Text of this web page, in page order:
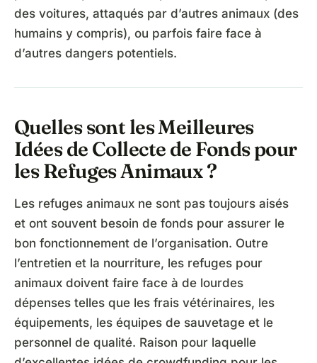
des voitures, attaqués par d’autres animaux (des
humains y compris), ou parfois faire face à
d’autres dangers potentiels.
Quelles sont les Meilleures
Idées de Collecte de Fonds pour
les Refuges Animaux ?
Les refuges animaux ne sont pas toujours aisés
et ont souvent besoin de fonds pour assurer le
bon fonctionnement de l’organisation. Outre
l’entretien et la nourriture, les refuges pour
animaux doivent faire face à de lourdes
dépenses telles que les frais vétérinaires, les
équipements, les équipes de sauvetage et le
personnel de qualité. Raison pour laquelle